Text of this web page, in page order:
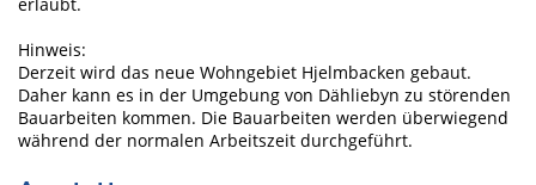
Hinweis:
Derzeit wird das neue Wohngebiet Hjelmbacken gebaut.
Daher kann es in der Umgebung von Dähliebyn zu störenden
Bauarbeiten kommen. Die Bauarbeiten werden überwiegend
während der normalen Arbeitszeit durchgeführt.